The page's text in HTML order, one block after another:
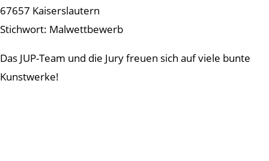
67657 Kaiserslautern
Stichwort: Malwettbewerb
Das JUP-Team und die Jury freuen sich auf viele bunte
Kunstwerke!